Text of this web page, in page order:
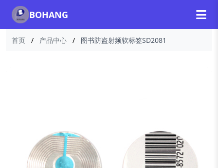
BOHANG
首页 / 产品中心 / 图书防盗射频软标签SD2081